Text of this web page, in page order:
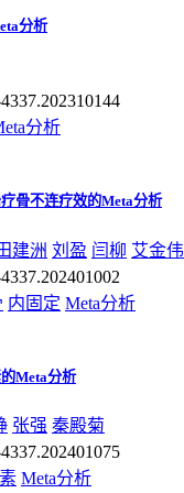
分析
分析
骨不连疗效的Meta分析
建洲 刘盈 闫柳 艾金伟
内固定 Meta分析
Meta分析
张强 秦殿菊
Meta分析